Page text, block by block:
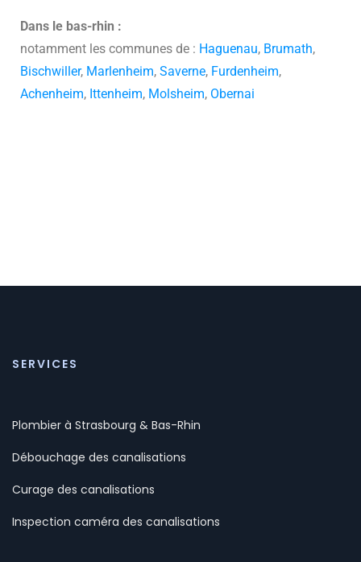
Dans le bas-rhin :
notamment les communes de : Haguenau, Brumath,
Bischwiller, Marlenheim, Saverne, Furdenheim,
Achenheim, Ittenheim, Molsheim, Obernai
SERVICES
Plombier à Strasbourg & Bas-Rhin
Débouchage des canalisations
Curage des canalisations
Inspection caméra des canalisations